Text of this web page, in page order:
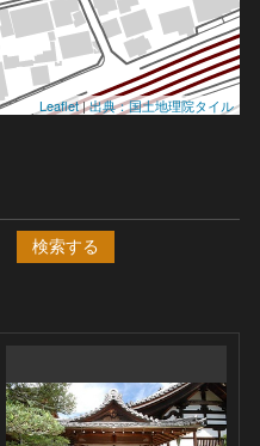
Leaflet|出典：国土地理院タイル
検索する